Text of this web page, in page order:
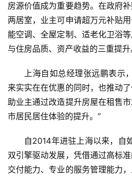
房源价值成为重要趋势。在政府
两居室，业主可申请超万元补贴
能空调、全屋定制、适老化卫浴
与住房品质、资产收益的三重提升
上海自如总经理张远鹏表示
来实实在在优惠的同时，也推动
助业主通过改造提升房屋在租售
市居民居住体验的提升。”
自2014年进驻上海以来，自
双引擎驱动发展，凭借通过高标
交付能力、专业的服务管理能力